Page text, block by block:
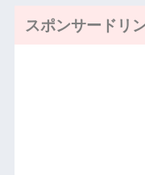
スポンサードリ